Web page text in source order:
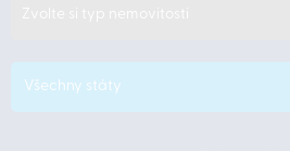
Všechny státy